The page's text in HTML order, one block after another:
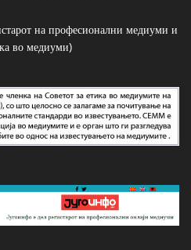
на професионални медиуми и
во медиуми)